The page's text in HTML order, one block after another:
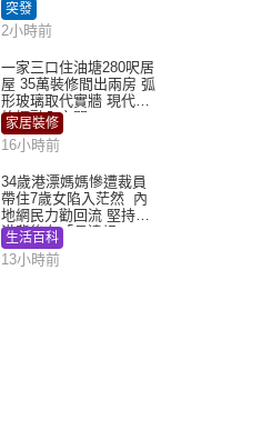
突發
2小時前
一家三口住油塘280呎居
屋 35萬裝修間出兩房 弧
形玻璃取代實牆 現代神
枱櫃融入玄關
家居裝修
16小時前
34歲港漂媽媽慘遭裁員
帶住7歲女陷入茫然 內
地網民力勸回流 堅持留
港背後有「長遠規
劃」？
生活百科
13小時前